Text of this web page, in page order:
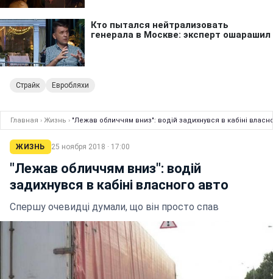
Страйк Евробляхи
Главная › Жизнь › "Лежав обличчям вниз": водій задихнувся в кабіні
ЖИЗНЬ 25 ноября 2018 · 17:00
"Лежав обличчям вниз": водій
задихнувся в кабіні власного авто
Спершу очевидці думали, що він просто спав